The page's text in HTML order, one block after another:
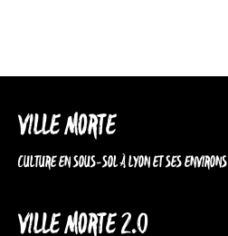
VILLE MORTE
CULTURE EN SOUS-SOL À LYON ET SES ENVIRONS
VILLE MORTE 2.0